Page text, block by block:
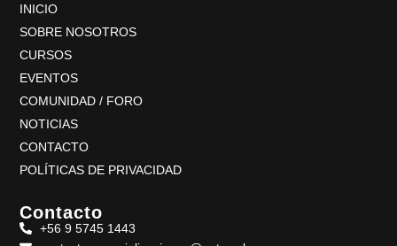
INICIO
SOBRE NOSOTROS
CURSOS
EVENTOS
COMUNIDAD / FORO
NOTICIAS
CONTACTO
POLÍTICAS DE PRIVACIDAD
Contacto
+56 9 5745 1443